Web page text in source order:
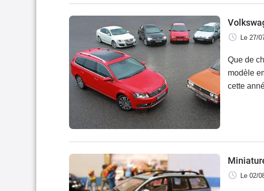
cette
Le 27/
Que de
modèle
cette
Le 02/